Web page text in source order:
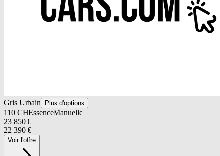
Gris Urbain Plus d'options
110 CHEssenceManuelle
23 850 €
22 390 €
Voir l'offre